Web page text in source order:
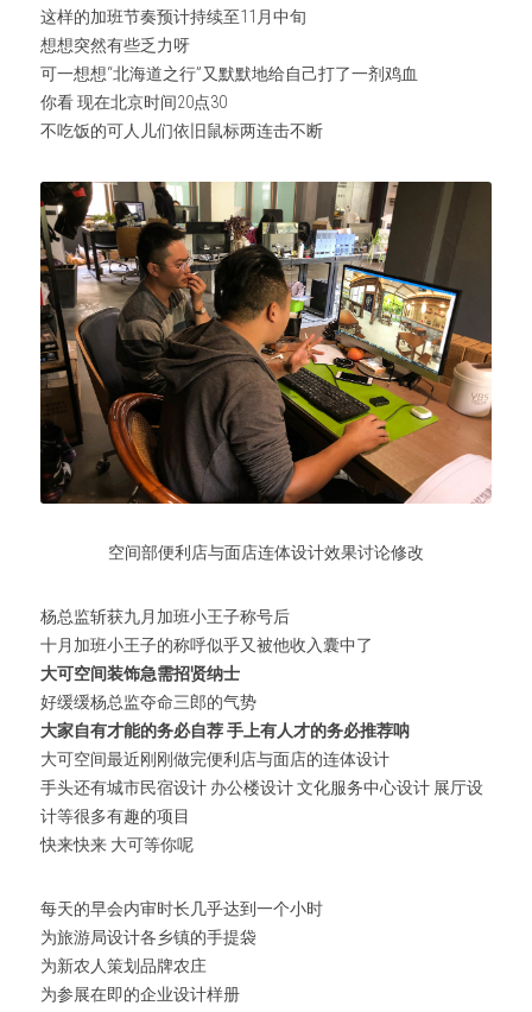
这样的加班节奏预计持续至11月中旬
想想突然有些乏力呀
可一想想“北海道之行”又默默地给自己打了一剂鸡血
你看 现在北京时间20点30
不吃饭的可人儿们依旧鼠标两连击不断
空间部便利店与面店连体设计效果讨论修改
杨总监斩获九月加班小王子称号后
十月加班小王子的称呼似乎又被他收入囊中了
大可空间装饰急需招贤纳士
好缓缓杨总监夺命三郎的气势
大家自有才能的务必自荐 手上有人才的务必推荐呐
大可空间最近刚刚做完便利店与面店的连体设计
手头还有城市民宿设计 办公楼设计 文化服务中心设计 展厅设
计等很多有趣的项目
快来快来 大可等你呢
每天的早会内审时长几乎达到一个小时
为旅游局设计各乡镇的手提袋
为新农人策划品牌农庄
为参展在即的企业设计样册